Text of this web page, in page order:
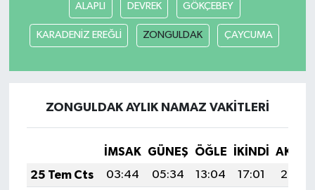
ALAPLI DEVREK GÖKÇEBEY
KARADENİZ EREĞLİ ZONGULDAK ÇAYCUMA
ZONGULDAK AYLIK NAMAZ VAKITLERI
İMSAK GÜNEŞ ÖĞLE İKINDI
25 Tem Cts
03:44 05:34 13:04 17:01
20:25